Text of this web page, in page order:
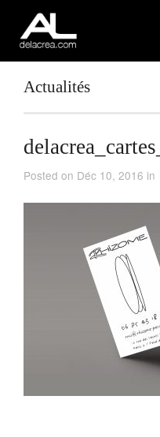
Actualités
Posted on Déc 10, 2016 in